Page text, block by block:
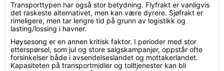
Transporttypen har også stor betydning. Flyfrakt er vanligvis
det raskeste alternativet, men kan være dyrere. Sjøfrakt er
rimeligere, men tar lengre tid på grunn av logistikk og
lasting/lossing i havner.
Høysesong er en annen kritisk faktor. I perioder med stor
etterspørsel, som jul og store salgskampanjer, oppstår ofte
forsinkelser både i avsendelseslandet og mottakerlandet.
Kapasiteten på transportmidler og tolltjenester kan bli